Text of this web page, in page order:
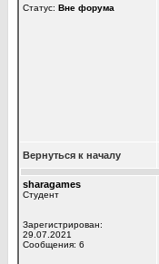
Статус: Вне форума
Вернуться к началу
sharagames
Студент
Зарегистрирован:
29.07.2021
Сообщения: 6